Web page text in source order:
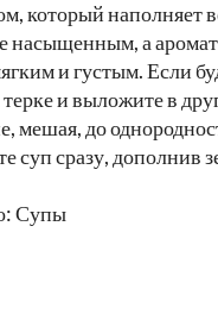
который наполняет
насыщенным, а
и густым. Если
и выложите в
мешая, до
суп сразу, дополнив
Супы